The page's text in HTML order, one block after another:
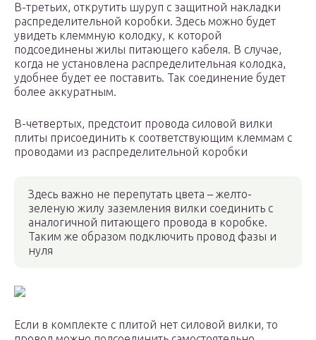
В-третьих, открутить шуруп с защитной накладки
распределительной коробки. Здесь можно будет
увидеть клеммную колодку, к которой
подсоединены жилы питающего кабеля. В случае,
когда не установлена распределительная колодка,
удобнее будет ее поставить. Так соединение будет
более аккуратным.
В-четвертых, предстоит провода силовой вилки
плиты присоединить к соответствующим клеммам с
проводами из распределительной коробки
Здесь важно не перепутать цвета – желто-
зеленую жилу заземления вилки соединить с
аналогичной питающего провода в коробке.
Таким же образом подключить провод фазы и
нуля
Если в комплекте с плитой нет силовой вилки, то